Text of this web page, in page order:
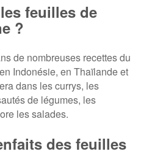
feuilles de
?
de nombreuses recettes du
Indonésie, en Thaïlande et
dans les currys, les
de légumes, les
les salades.
des feuilles